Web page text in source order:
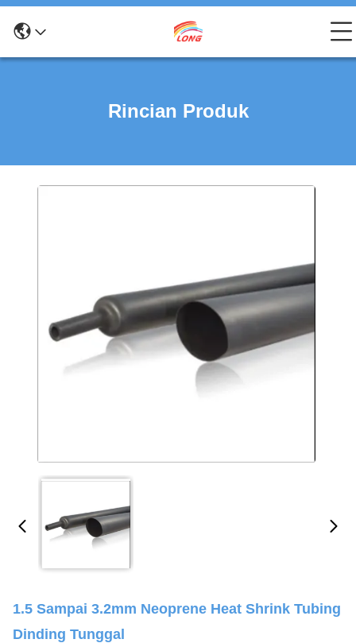
Rincian Produk
1.5 Sampai 3.2mm Neoprene Heat Shrink Tubing
Dinding Tunggal